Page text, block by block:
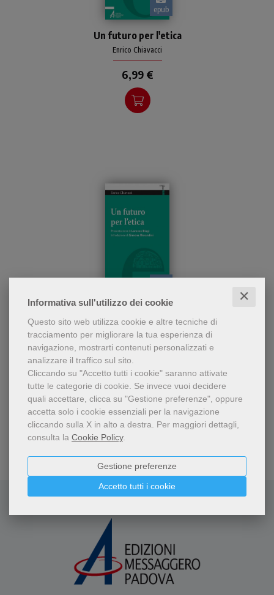
Informativa sull'utilizzo dei cookie ✕
Questo sito web utilizza cookie e altre tecniche di
tracciamento per migliorare la tua esperienza di
navigazione, mostrarti contenuti personalizzati e
analizzare il traffico sul sito.
Cliccando su "Accetto tutti i cookie" saranno attivate
tutte le categorie di cookie. Se invece vuoi decidere
quali accettare, clicca su "Gestione preferenze", oppure
accetta solo i cookie essenziali per la navigazione
cliccando sulla X in alto a destra. Per maggiori dettagli,
consulta la Cookie Policy.
Accetto tutti i cookie
Gestione preferenze
epub
Chiavacci che propone
un'esplorazione ad ampio
raggio intorno all'etica
contemporanea, alle sue
pos
Un futuro per l'etica
Enrico Chiavacci
6,99 €
Chiavacci che propone
un'esplorazione ad ampio
raggio intorno all'etica
contemporanea, alle sue
pos
Un futuro per l'etica
Enrico Chiavacci
6,99 €